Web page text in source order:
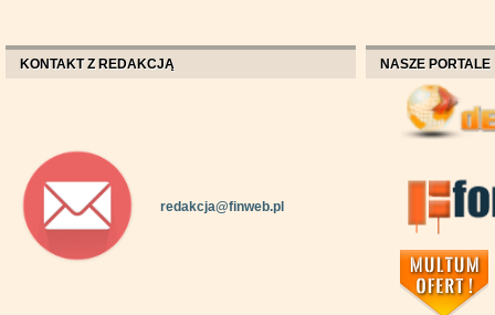
KONTAKT Z REDAKCJĄ
redakcja@finweb.pl
NASZE PORTALE